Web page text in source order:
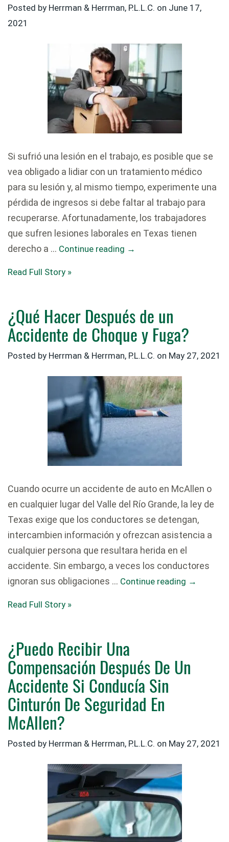
Posted by Herrman & Herrman, P.L.L.C. on June 17,
2021
Si sufrió una lesión en el trabajo, es posible que se
vea obligado a lidiar con un tratamiento médico
para su lesión y, al mismo tiempo, experimente una
pérdida de ingresos si debe faltar al trabajo para
recuperarse. Afortunadamente, los trabajadores
que sufren lesiones laborales en Texas tienen
derecho a … Continue reading →
Read Full Story »
¿Qué Hacer Después de un
Accidente de Choque y Fuga?
Posted by Herrman & Herrman, P.L.L.C. on May 27, 2021
Cuando ocurre un accidente de auto en McAllen o
en cualquier lugar del Valle del Río Grande, la ley de
Texas exige que los conductores se detengan,
intercambien información y ofrezcan asistencia a
cualquier persona que resultara herida en el
accidente. Sin embargo, a veces los conductores
ignoran sus obligaciones … Continue reading →
Read Full Story »
¿Puedo Recibir Una
Compensación Después De Un
Accidente Si Conducía Sin
Cinturón De Seguridad En
McAllen?
Posted by Herrman & Herrman, P.L.L.C. on May 27, 2021